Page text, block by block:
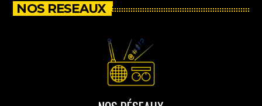
NOS RESEAUX